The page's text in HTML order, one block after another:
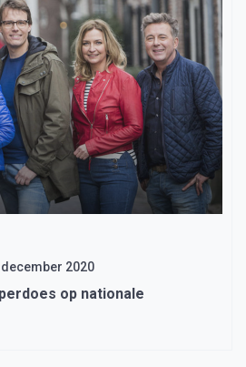
december 2020
op nationale